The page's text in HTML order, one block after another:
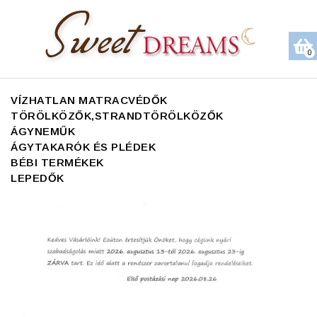
VÍZHATLAN MATRACVÉDŐK
TÖRÖLKÖZŐK,STRANDTÖRÖLKÖZŐK
ÁGYNEMŰK
ÁGYTAKARÓK ÉS PLÉDEK
BÉBI TERMÉKEK
LEPEDŐK
0